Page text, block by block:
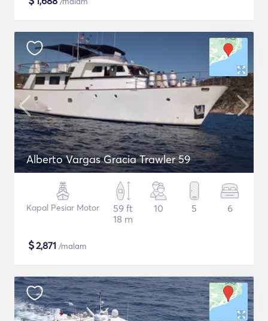
Alberto Vargas Gracia Trawler 59
Kapal Pesiar Motor
59 ft
18 m
10 5 6
$2,871 /malam